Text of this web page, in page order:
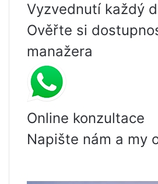
Vyzvednutí každý
Ověřte si
manažera
Online konzultace
Napište nám a my